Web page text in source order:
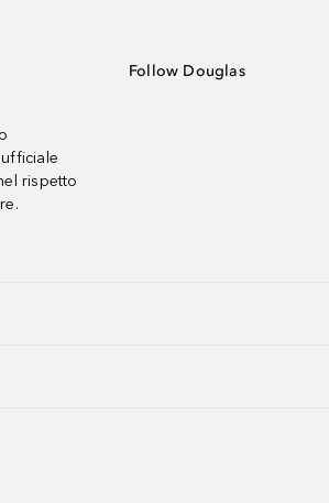
rispetto
Follow Douglas